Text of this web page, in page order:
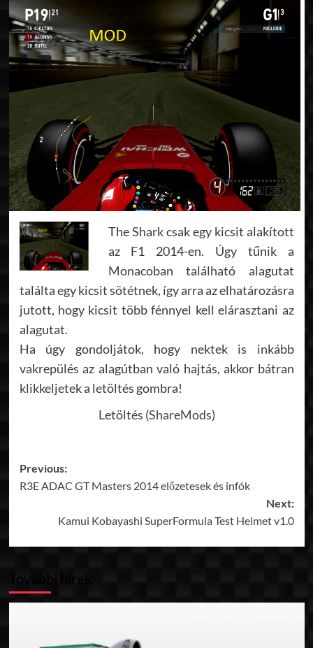
The Shark csak egy kicsit alakított
az F1 2014-en. Úgy tűnik a
Monacoban található alagutat
találta egy kicsit sötétnek, így arra az elhatározásra
jutott, hogy kicsit több fénnyel kell elárasztani az
alagutat.
Ha úgy gondoljátok, hogy nektek is inkább
vakrepülés az alagútban való hajtás, akkor bátran
klikkeljetek a letöltés gombra!
Letöltés (ShareMods)
Post
navigation
Previous:
R3E ADAC GT Masters 2014 előzetesek és infók
Next:
Kamui Kobayashi SuperFormula Test Helmet v1.0